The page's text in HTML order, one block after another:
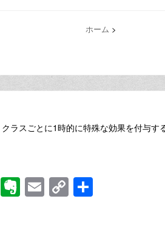
ホーム >
ラスごとに1時的に特殊な効果を付与する
Pi
nt
E
v
E
m
C
o